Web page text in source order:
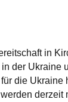
in
der Ukraine
die Ukraine
derzeit